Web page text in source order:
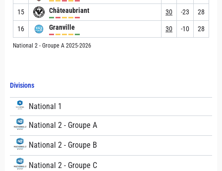
Divisions
National 1
National 2 - Groupe A
National 2 - Groupe B
National 2 - Groupe C
15 Châteaubriant 30 -23 28
16 Granville 30 -10 28
National 2 - Groupe A 2025-2026